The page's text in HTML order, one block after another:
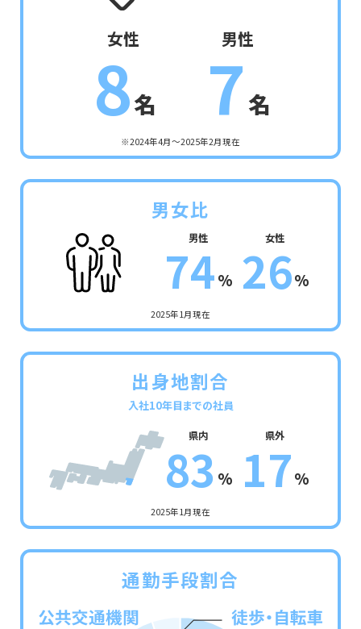
女性
8名
男性
7 名
※2024年4月～2025年2月現在
男女比
男性
74%
女性
26%
2025年1月現在
出身地割合
入社10年目までの社員
県内
83 %
県外
17%
2025年1月現在
通勤手段割合